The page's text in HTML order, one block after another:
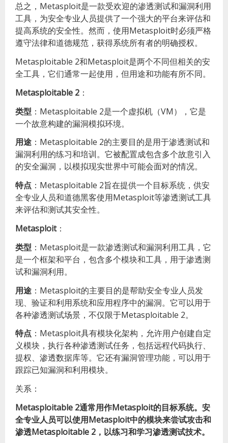
总之，Metasploit是一款受欢迎的渗透测试和漏洞利用
工具，为安全专业人员提供了一个强大的平台来评估和
提高系统的安全性。然而，使用Metasploit时必须严格
遵守法律和道德规范，获得系统所有者的明确授权。
Metasploitable 2和Metasploit是两个不同但相关的安
全工具，它们通常一起使用，但用途和功能有所不同。
Metasploitable 2 ：
类型 ：Metasploitable 2是一个虚拟机（VM），它是
一个故意构建的漏洞模拟环境。
用途 ：Metasploitable 2的主要目的是用于渗透测试和
漏洞利用的练习和培训。它被配置成包含多个故意引入
的安全漏洞，以模拟现实世界中可能会面对的情况。
特点 ：Metasploitable 2旨在提供一个目标系统，供安
全专业人员和道德黑客使用Metasploit等渗透测试工具
来评估和测试其安全性。
Metasploit：
类型 ：Metasploit是一款渗透测试和漏洞利用工具，它
是一个框架和平台，包含多个模块和工具，用于渗透测
试和漏洞利用。
用途 ：Metasploit的主要目的是帮助安全专业人员发
现、验证和利用系统和应用程序中的漏洞。它可以用于
各种渗透测试场景，不仅限于Metasploitable 2。
特点 ：Metasploit具有模块化架构，允许用户创建自定
义模块，执行各种渗透测试任务，包括远程代码执行、
提权、渗透数据库等。它还有漏洞管理功能，可以用于
跟踪已知漏洞和利用模块。
关系：
Metasploitable 2通常用作Metasploit的目标系统。安
全专业人员可以使用Metasploit中的模块来尝试攻击和
渗透Metasploitable 2，以练习和学习渗透测试技术。